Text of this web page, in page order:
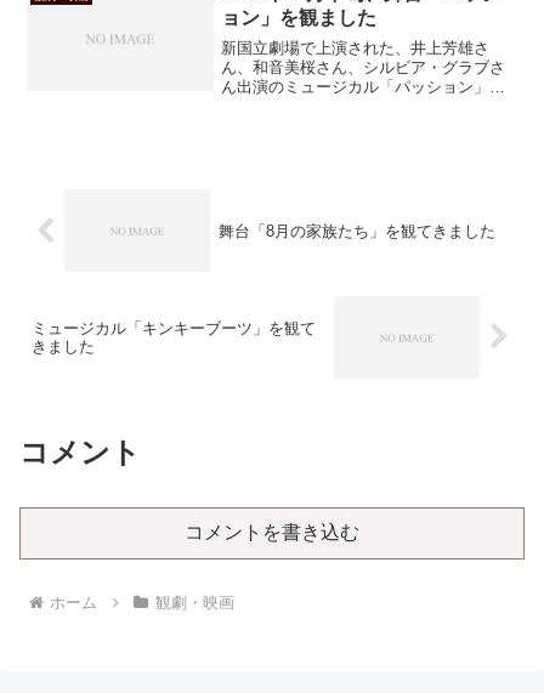
台には何度も通ったん...
ョン」を観ました
新国立劇場で上演された、井上芳雄さ
ん、和音美桜さん、シルビア・グラブさ
ん出演のミュージカル「パッション」を
舞台「8月の家族たち」を観てきました
ミュージカル「キンキーブーツ」を観て
きました
コメント
コメントを書き込む
ホーム 観劇・映画